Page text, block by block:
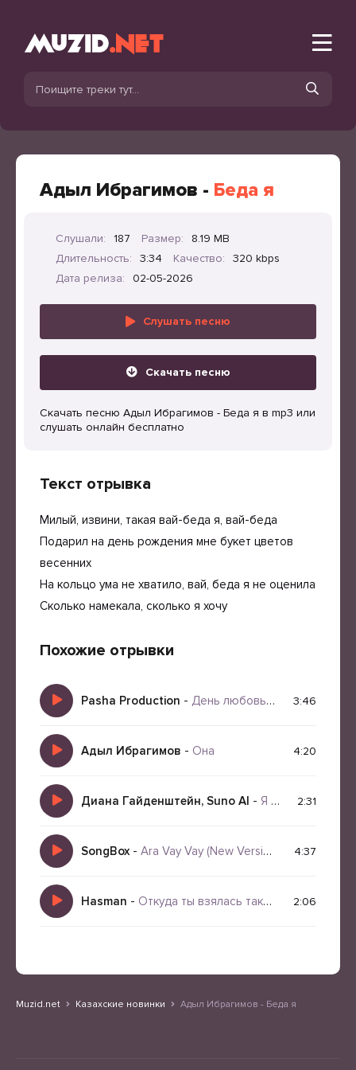
Адыл Ибрагимов - Беда я
Слушали: 187 Размер:
8.19 MB
Длительность:
3:34 Качество:
320 kbps
Дата релиза:
02-05-2026
Слушать песню
Скачать песню
Скачать песню Адыл Ибрагимов - Беда я в mp3 или
слушать онлайн бесплатно
Текст отрывка
Милый, извини, такая вай-беда я, вай-беда
Подарил на день рождения мне букет цветов
весенних
На кольцо ума не хватило, вай, беда я не оценила
Сколько намекала, сколько я хочу
Похожие отрывки
Pasha Production - День любовь День Яд 3:46
Адыл Ибрагимов - Она 4:20
Диана Гайденштейн, Suno AI - Я такая как есть 2:31
SongBox - Ara Vay Vay (New Version) 4:37
Hasman - Откуда ты взялась такая? 2.0 2:06
Muzid.net Казахские новинки Адыл Ибрагимов - Беда я